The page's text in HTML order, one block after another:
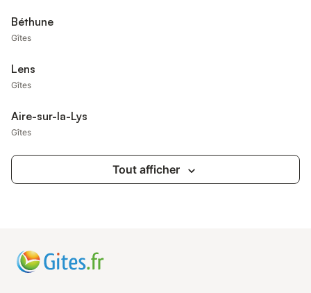
Béthune
Gîtes
Lens
Gîtes
Aire-sur-la-Lys
Gîtes
Tout afficher